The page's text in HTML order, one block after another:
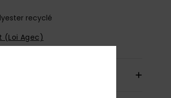
recyclé
(Loi Agec)